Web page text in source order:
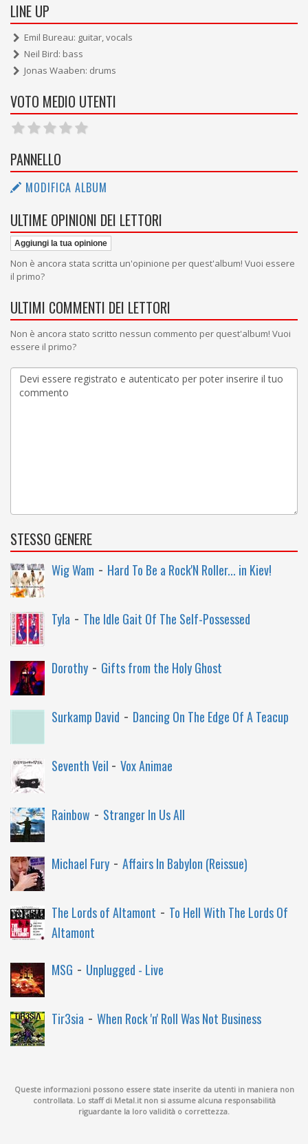
LINE UP
Emil Bureau: guitar, vocals
Neil Bird: bass
Jonas Waaben: drums
VOTO MEDIO UTENTI
PANNELLO
MODIFICA ALBUM
ULTIME OPINIONI DEI LETTORI
Aggiungi la tua opinione
Non è ancora stata scritta un'opinione per quest'album! Vuoi essere
il primo?
ULTIMI COMMENTI DEI LETTORI
Non è ancora stato scritto nessun commento per quest'album! Vuoi
essere il primo?
STESSO GENERE
Wig Wam - Hard To Be a Rock'N Roller... in Kiev!
Tyla - The Idle Gait Of The Self-Possessed
Dorothy - Gifts from the Holy Ghost
Surkamp David - Dancing On The Edge Of A Teacup
Seventh Veil - Vox Animae
Rainbow - Stranger In Us All
Michael Fury - Affairs In Babylon (Reissue)
The Lords of Altamont - To Hell With The Lords Of
Altamont
MSG - Unplugged - Live
Tir3sia - When Rock 'n' Roll Was Not Business
Queste informazioni possono essere state inserite da utenti in maniera non
controllata. Lo staff di Metal.it non si assume alcuna responsabilità
riguardante la loro validità o correttezza.